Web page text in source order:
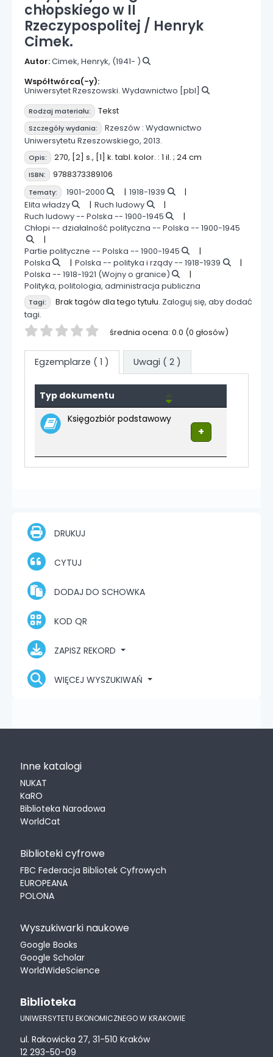
chłopskiego w II
Rzeczypospolitej / Henryk
Cimek.
Autor:Cimek, Henryk, (1941- )
Współtwórca(-y):
Uniwersytet Rzeszowski. Wydawnictwo [pbl]
Rodzaj materiału: Tekst
Szczegóły wydania: Rzeszów : Wydawnictwo
Uniwersytetu Rzeszowskiego, 2013.
Opis: 270, [2] s., [1] k. tabl. kolor. : 1 il. ; 24 cm
ISBN: 9788373389106
Tematy: 1901-2000
1918-1939
Elita władzy
Ruch ludowy
Ruch ludowy -- Polska -- 1900-1945
Chłopi -- działalność polityczna -- Polska -- 1900-1945
Partie polityczne -- Polska -- 1900-1945
Polska
Polska -- polityka i rządy -- 1918-1939
Polska -- 1918-1921 (Wojny o granice)
Polityka, politologia, administracja publiczna
Tagi: Brak tagów dla tego tytułu. Zaloguj się, aby dodać
tagi.
Twoja ocena średnia ocena: 0.0 (0 głosów)
Egzemplarze ( 1 ) Uwagi ( 2 )
Egzemplarze
Typ dokumentu
Księgozbiór podstawowy
DRUKUJ
CYTUJ
DODAJ DO SCHOWKA
KOD QR
ZAPISZ REKORD
WIĘCEJ WYSZUKIWAŃ
Inne katalogi
NUKAT
KaRO
Biblioteka Narodowa
WorldCat
Biblioteki cyfrowe
FBC Federacja Bibliotek Cyfrowych
EUROPEANA
POLONA
Wyszukiwarki naukowe
Google Books
Google Scholar
WorldWideScience
Biblioteka
UNIWERSYTETU EKONOMICZNEGO W KRAKOWIE
ul. Rakowicka 27, 31-510 Kraków
12 293-50-09